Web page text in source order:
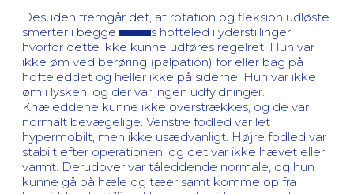
Desuden fremgår det, at rotation og fleksion udløste
smerter i begge
s hofteled i yderstillinger,
hvorfor dette ikke kunne udføres regelret. Hun var
ikke øm ved berøring (palpation) for eller bag på
hofteleddet og heller ikke på siderne. Hun var ikke
øm i lysken, og der var ingen udfyldninger.
Knæleddene kunne ikke overstrækkes, og de var
normalt bevægelige. Venstre fodled var let
hypermobilt, men ikke usædvanligt. Højre fodled var
stabilt efter operationen, og det var ikke hævet eller
varmt. Derudover var tåleddende normale, og hun
kunne gå på hæle og tæer samt komme op fra